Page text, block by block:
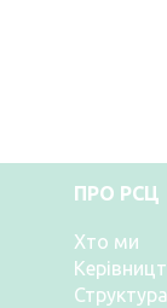
ПРО РСЦ
Хто ми